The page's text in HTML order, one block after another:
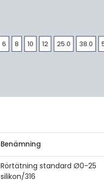
6 8 10 12 25.0 38.0
Benämning
Rörtätning standard Ø0-25
silikon/316